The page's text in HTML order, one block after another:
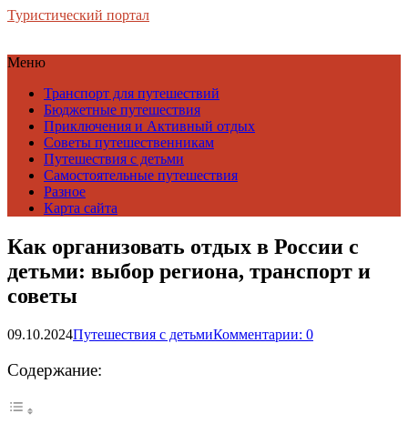
Туристический портал
Меню
Транспорт для путешествий
Бюджетные путешествия
Приключения и Активный отдых
Советы путешественникам
Путешествия с детьми
Самостоятельные путешествия
Разное
Карта сайта
Как организовать отдых в России с
детьми: выбор региона, транспорт и
советы
09.10.2024Путешествия с детьмиКомментарии: 0
Содержание: